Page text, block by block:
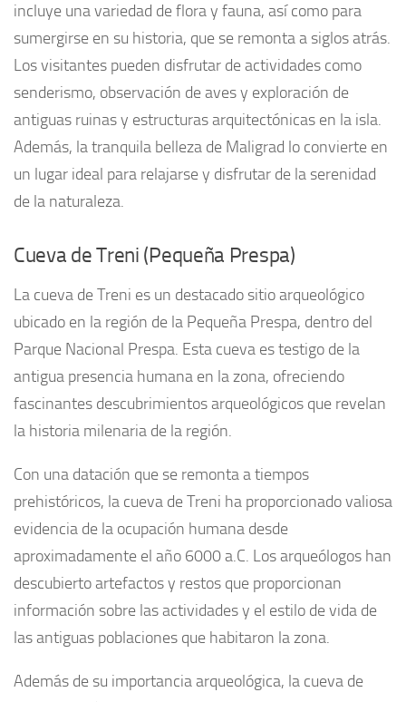
incluye una variedad de flora y fauna, así como para
sumergirse en su historia, que se remonta a siglos atrás.
Los visitantes pueden disfrutar de actividades como
senderismo, observación de aves y exploración de
antiguas ruinas y estructuras arquitectónicas en la isla.
Además, la tranquila belleza de Maligrad lo convierte en
un lugar ideal para relajarse y disfrutar de la serenidad
de la naturaleza.
Cueva de Treni (Pequeña Prespa)
La cueva de Treni es un destacado sitio arqueológico
ubicado en la región de la Pequeña Prespa, dentro del
Parque Nacional Prespa. Esta cueva es testigo de la
antigua presencia humana en la zona, ofreciendo
fascinantes descubrimientos arqueológicos que revelan
la historia milenaria de la región.
Con una datación que se remonta a tiempos
prehistóricos, la cueva de Treni ha proporcionado valiosa
evidencia de la ocupación humana desde
aproximadamente el año 6000 a.C. Los arqueólogos han
descubierto artefactos y restos que proporcionan
información sobre las actividades y el estilo de vida de
las antiguas poblaciones que habitaron la zona.
Además de su importancia arqueológica, la cueva de